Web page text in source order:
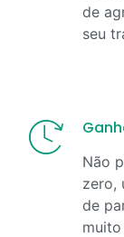
de
seu
Não
zero,
de